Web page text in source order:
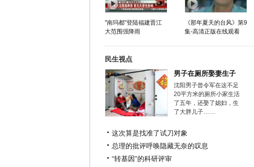
"南玛都"登陆福建晋江
大范围强降雨
《那年夏天的台风》第9
集-高清正版在线观看
民生视点
男子在厕所娶妻生子
沈阳男子曾令军在这不足
20平方米的厕所小家生活
了五年，还娶了媳妇，生
了大胖儿子……
这次算是找准了试刀对象
总理的批评呼唤隐藏无奈的叹息
“转基因”的科研评审